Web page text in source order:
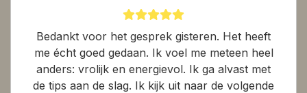
Bedankt voor het gesprek gisteren. Het heeft
me écht goed gedaan. Ik voel me meteen heel
anders: vrolijk en energievol. Ik ga alvast met
de tips aan de slag. Ik kijk uit naar de volgende